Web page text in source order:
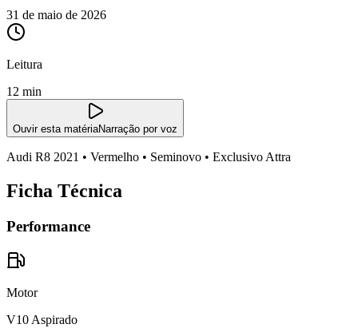
31 de maio de 2026
Leitura
12 min
Ouvir esta matériaNarração por voz
Audi R8 2021 • Vermelho • Seminovo • Exclusivo Attra
Ficha Técnica
Performance
Motor
V10 Aspirado